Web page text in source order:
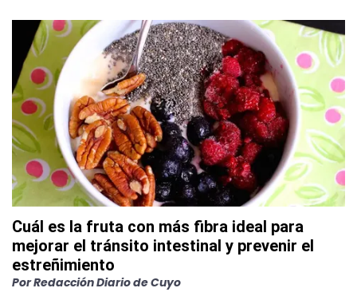
Cuál es la fruta con más fibra ideal para
mejorar el tránsito intestinal y prevenir el
estreñimiento
PorRedacción Diario de Cuyo